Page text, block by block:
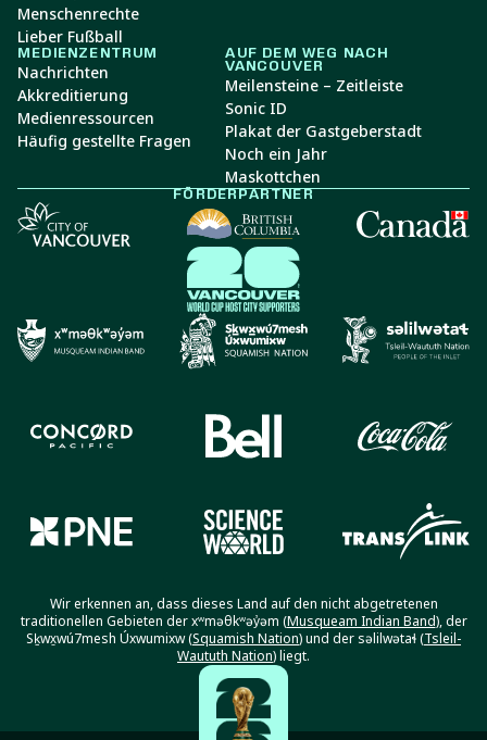
Menschenrechte
Lieber Fußball
MEDIENZENTRUM
Nachrichten
Akkreditierung
Medienressourcen
Häufig gestellte Fragen
AUF DEM WEG NACH
VANCOUVER
Meilensteine – Zeitleiste
Sonic ID
Plakat der Gastgeberstadt
Noch ein Jahr
Maskottchen
FÖRDERPARTNER
Wir erkennen an, dass dieses Land auf den nicht abgetretenen
traditionellen Gebieten der xʷməθkʷəy̓əm (Musqueam Indian Band), der
Sḵwx̱wú7mesh Úxwumixw (Squamish Nation) und der səlilwətaɬ (Tsleil-
Waututh Nation) liegt.